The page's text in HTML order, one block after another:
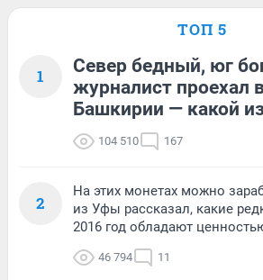
ТОП 5
1
Север бедный, юг
журналист проехал
Башкирии — какой
104 510 167
2
На этих монетах можно
из Уфы рассказал, какие
2016 год обладают
46 794 11